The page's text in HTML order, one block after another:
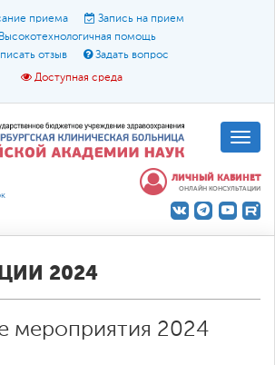
приема
Запись на прием
Высокотехнологичная помощь
отзыв
Задать вопрос
Доступная среда
шрифта: A A A
среде
ЛИЧНЫЙ КАБИНЕТ
ОНЛАЙН КОНСУЛЬТАЦИИ
2024
мероприятия 2024